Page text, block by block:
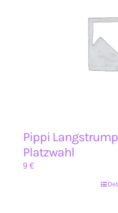
Pippi
Platzwahl
9 €